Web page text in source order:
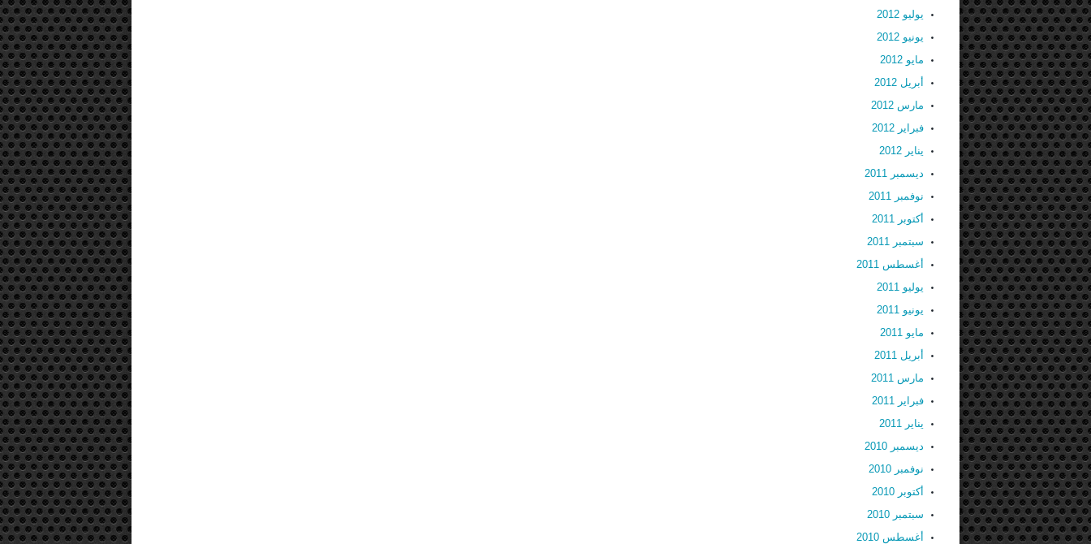
يوليو 2012
يونيو 2012
مايو 2012
أبريل 2012
مارس 2012
فبراير 2012
يناير 2012
ديسمبر 2011
نوفمبر 2011
أكتوبر 2011
سبتمبر 2011
أغسطس 2011
يوليو 2011
يونيو 2011
مايو 2011
أبريل 2011
مارس 2011
فبراير 2011
يناير 2011
ديسمبر 2010
نوفمبر 2010
أكتوبر 2010
سبتمبر 2010
أغسطس 2010